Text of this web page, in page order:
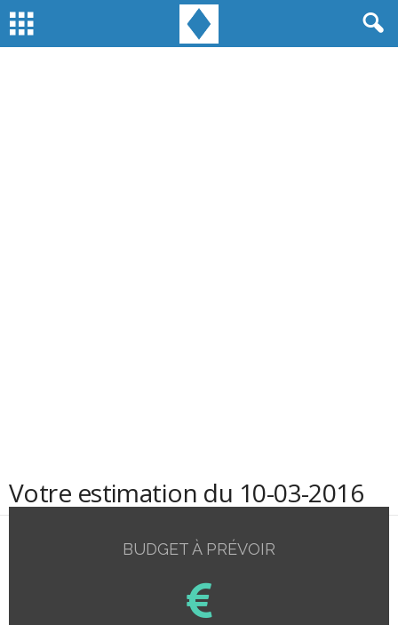
Votre estimation du 10-03-2016
BUDGET À PRÉVOIR